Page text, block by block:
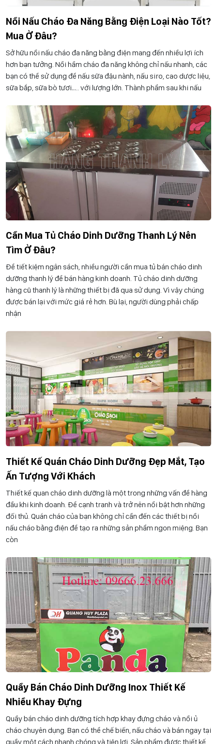
Nồi Nấu Cháo Đa Năng Bằng Điện Loại Nào Tốt?
Mua Ở Đâu?
Sở hữu nồi nấu cháo đa năng bằng điện mang đến nhiều lợi ích
hơn bạn tưởng. Nồi hầm cháo đa năng không chỉ nấu nhanh, các
bạn có thể sử dụng để nấu sữa đậu nành, nấu siro, cao dược liệu,
sữa bắp, sữa bò tươi….. với lượng lớn. Thành phẩm sau khi nấu
Cần Mua Tủ Cháo Dinh Dưỡng Thanh Lý Nên
Tìm Ở Đâu?
Để tiết kiệm ngân sách, nhiều người cần mua tủ bán cháo dinh
dưỡng thanh lý để bán hàng kinh doanh. Tủ cháo dinh dưỡng
hàng cũ thanh lý là những thiết bị đã qua sử dụng. Vì vậy chúng
được bán lại với mức giá rẻ hơn. Bù lại, người dùng phải chấp
nhận
Thiết Kế Quán Cháo Dinh Dưỡng Đẹp Mắt, Tạo
Ấn Tượng Với Khách
Thiết kế quan cháo dinh dưỡng là một trong những vấn đề hàng
đầu khi kinh doanh. Để cạnh tranh và trở nên nổi bật hơn những
đối thủ. Quán cháo của bạn không chỉ cần đến các thiết bị nồi
nấu cháo bằng điện để tạo ra những sản phẩm ngon miệng. Bạn
còn
Quầy Bán Cháo Dinh Dưỡng Inox Thiết Kế
Nhiều Khay Đựng
Quầy bán cháo dinh dưỡng tích hợp khay đựng cháo và nồi ủ
cháo chuyên dụng. Bạn có thể chế biến, nấu cháo và bán ngay tại
quầy một cách nhanh chóng và tiện lợi. Sản phẩm được thiết kế